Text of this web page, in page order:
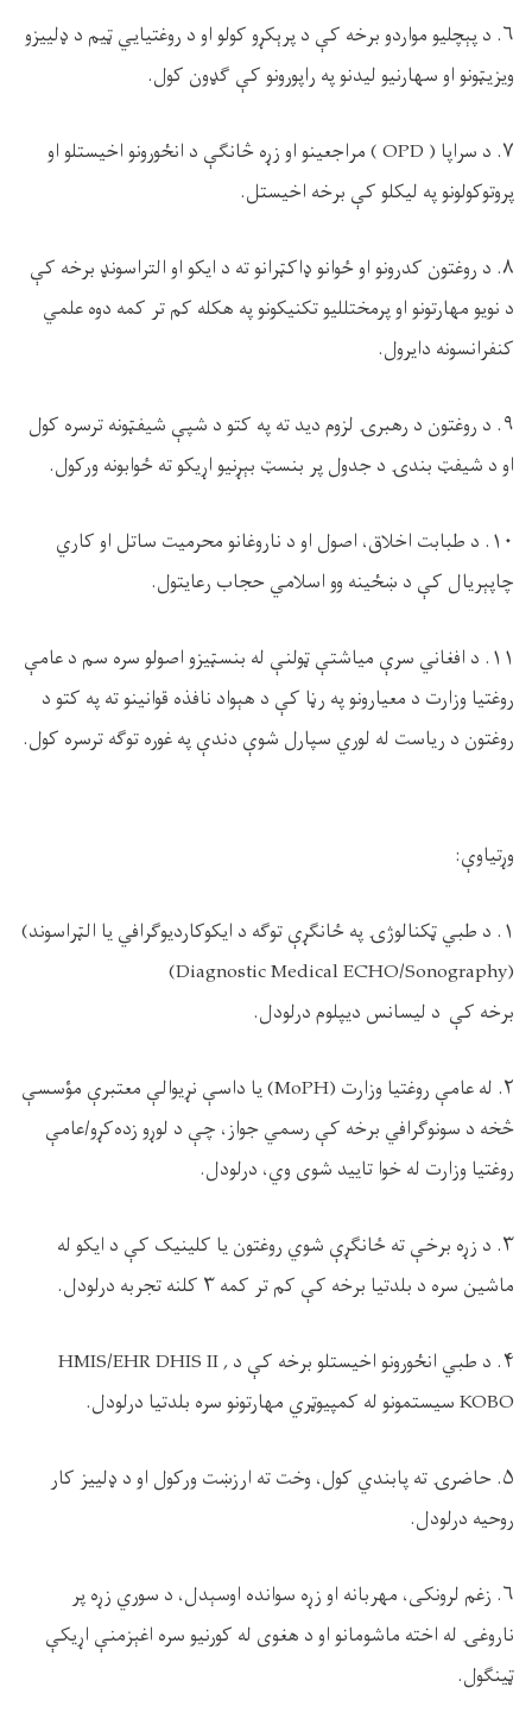
۶. د پېچلیو مواردو برخه کې د پرېکړو کولو او د روغتیايي ټيم د ډلییزو
ویزیټونو او سهارنیو لیدنو په راپورونو کې ګډون کول.
۷. د سراپا ( OPD ) مراجعینو او زړه څانګې د انځورونو اخیستلو او
پروتوکولونو په لیکلو کې برخه اخیستل.
۸. د روغتون کدرونو او ځوانو ډاکټرانو ته د ایکو او التراسونډ برخه کې
د نویو مهارتونو او پرمختللیو تکنیکونو په هکله کم تر کمه دوه علمي
کنفرانسونه دایرول.
۹. د روغتون د رهبرۍ لزوم دید ته په کتو د شپې شیفټونه ترسره کول
او د شیفټ بندۍ د جدول پر بنسټ بېړنیو اړیکو ته ځوابونه ورکول.
۱۰. د طبابت اخلاق، اصول او د ناروغانو محرمیت ساتل او کاري
چاپېریال کې د ښځينه وو اسلامي حجاب رعایتول.
۱۱. د افغاني سرې میاشتې ټولنې له بنسټیزو اصولو سره سم د عامې
روغتیا وزارت د معیارونو په رڼا کې د هېواد نافذه قوانینو ته په کتو د
روغتون د ریاست له لوري سپارل شوې دندې په غوره توګه ترسره کول.
وړتیاوې:
۱. د طبي ټکنالوژۍ په ځانګړې توګه د ایکوکاردیوګرافي یا الټراسوند)
(Diagnostic Medical ECHO/Sonography)
برخه کې د لیسانس ديپلوم درلودل.
۲. له عامې روغتیا وزارت (MoPH) یا داسې نړیوالې معتبرې مؤسسې
څخه د سونوګرافي برخه کې رسمي جواز، چې د لوړو زده‌کړو/عامې
روغتیا وزارت له خوا تایید شوی وي، درلودل.
۳. د زړه برخې ته ځانګړې شوي روغتون یا کلینیک کې د ایکو له
ماشین سره د بلدتیا برخه کې کم تر کمه ۳ کلنه تجربه درلودل.
۴. د طبي انځورونو اخیستلو برخه کې د HMIS/EHR DHIS II ,
KOBO سیستمونو له کمپيوټري مهارتونو سره بلدتیا درلودل.
۵. حاضرۍ ته پابندي کول، وخت ته ارزښت ورکول او د ډلييز کار
روحیه درلودل.
۶. زغم لرونکی، مهربانه او زړه سوانده اوسېدل، د سوري زړه پر
ناروغۍ له اخته ماشومانو او د هغوی له کورنیو سره اغېزمنې اړیکې
ټينګول.